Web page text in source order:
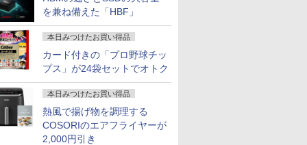
を兼ね備えた「HBF」
本日みつけたお買い得品
カード付きの「プロ野球チッ
プス」が24袋セットでオトク
本日みつけたお買い得品
熱風で揚げ物を調理する
COSORIのエアフライヤーが
2,000円引き